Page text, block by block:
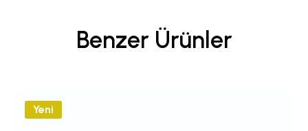
Benzer Ürünler
Yeni